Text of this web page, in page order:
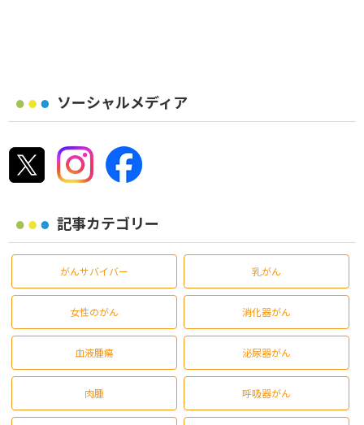
ソーシャルメディア
記事カテゴリー
がんサバイバー 乳がん
女性のがん 消化器がん
血液腫瘍 泌尿器がん
肉腫 呼吸器がん